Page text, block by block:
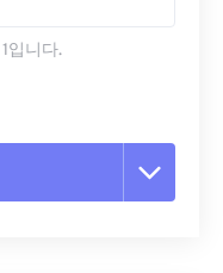
입니다.